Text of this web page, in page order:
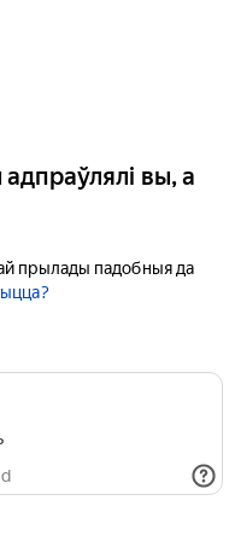
вы, а
прылады падобныя да